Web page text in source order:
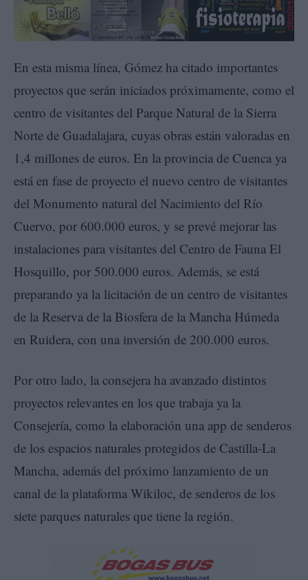
En esta misma línea, Gómez ha citado importantes
proyectos que serán iniciados próximamente, como el
centro de visitantes del Parque Natural de la Sierra
Norte de Guadalajara, cuyas obras están valoradas en
1,4 millones de euros. En la provincia de Cuenca ya
está en fase de proyecto el nuevo centro de visitantes
del Monumento natural del Nacimiento del Río
Cuervo, por 600.000 euros, y se prevé mejorar las
instalaciones para visitantes del Centro de Fauna El
Hosquillo, por 500.000 euros. Además, se está
preparando ya la licitación de un centro de visitantes
de la Reserva de la Biosfera de la Mancha Húmeda
en Ruidera, con una inversión de 200.000 euros.
Por otro lado, la consejera ha avanzado distintos
proyectos relevantes en los que trabaja ya la
Consejería, como la elaboración una app de senderos
de los espacios naturales protegidos de Castilla-La
Mancha, además del próximo lanzamiento de un
canal de la plataforma Wikiloc, de senderos de los
siete parques naturales que tiene la región.